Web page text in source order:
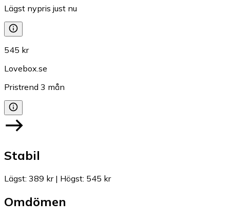
Lägst nypris just nu
545 kr
Lovebox.se
Pristrend 3 mån
Stabil
Lägst: 389 kr| Högst: 545 kr
Omdömen